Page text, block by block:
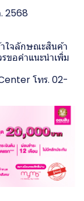
2568
าใจลักษณะสินค้า
ขอคำแนะนำเพิ่ม
โทร. 02-